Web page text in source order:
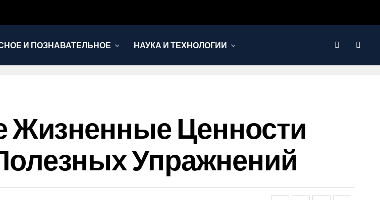
И ПОЗНАВАТЕЛЬНОЕ НАУКА И ТЕХНОЛОГИИ
Жизненные Ценности
Упражнений